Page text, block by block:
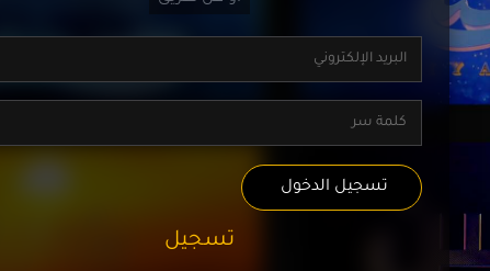
تسجيل الدخول
تسجيل